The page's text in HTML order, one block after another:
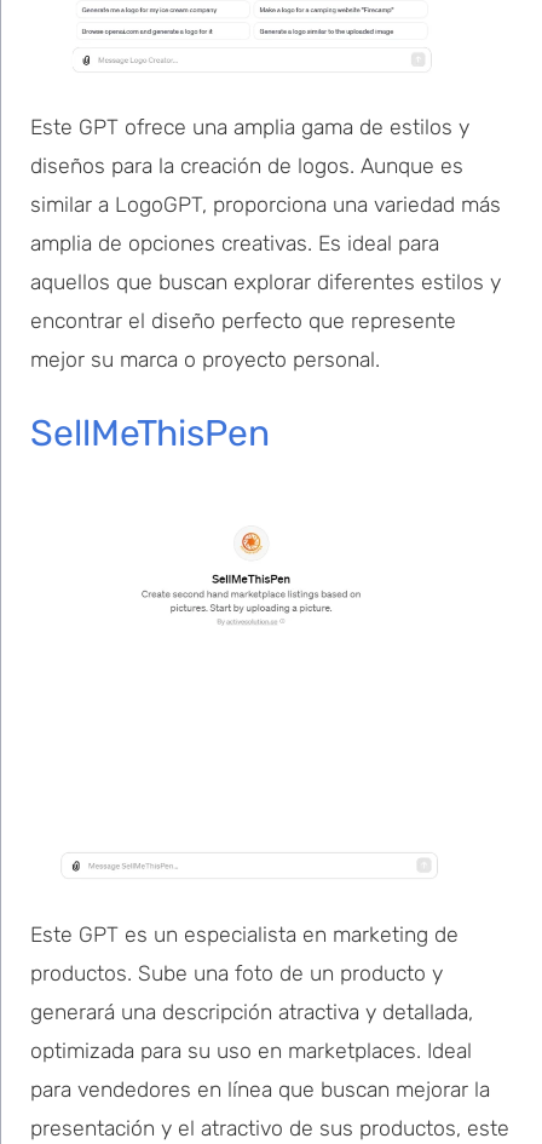
Este GPT ofrece una amplia gama de estilos y
diseños para la creación de logos. Aunque es
similar a LogoGPT, proporciona una variedad más
amplia de opciones creativas. Es ideal para
aquellos que buscan explorar diferentes estilos y
encontrar el diseño perfecto que represente
mejor su marca o proyecto personal.
SellMeThisPen
Este GPT es un especialista en marketing de
productos. Sube una foto de un producto y
generará una descripción atractiva y detallada,
optimizada para su uso en marketplaces. Ideal
para vendedores en línea que buscan mejorar la
presentación y el atractivo de sus productos, este